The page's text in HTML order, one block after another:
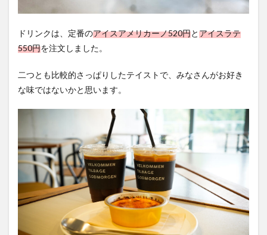
ドリンクは、定番のアイスアメリカーノ520円とアイスラテ
550円を注文しました。
二つとも比較的さっぱりしたテイストで、みなさんがお好き
な味ではないかと思います。